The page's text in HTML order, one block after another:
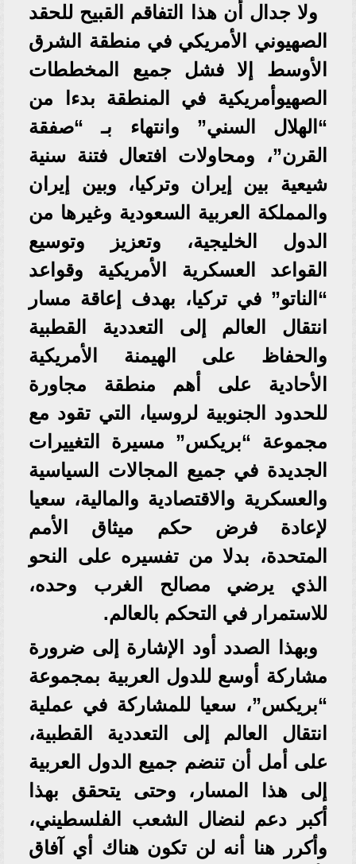
ولا جدال أن هذا التفاقم القبيح للحقد
الصهيوني الأمريكي في منطقة الشرق
الأوسط إلا فشل جميع المخططات
الصهيوأمريكية في المنطقة بدءا من
“الهلال السني” وانتهاء بـ “صفقة
القرن”، ومحاولات افتعال فتنة سنية
شيعية بين إيران وتركيا، وبين إيران
والمملكة العربية السعودية وغيرها من
الدول الخليجية، وتعزيز وتوسيع
القواعد العسكرية الأمريكية وقواعد
“الناتو” في تركيا، بهدف إعاقة مسار
انتقال العالم إلى التعددية القطبية
والحفاظ على الهيمنة الأمريكية
الأحادية على أهم منطقة مجاورة
للحدود الجنوبية لروسيا، التي تقود مع
مجموعة “بريكس” مسيرة التغييرات
الجديدة في جميع المجالات السياسية
والعسكرية والاقتصادية والمالية، سعيا
لإعادة فرض حكم ميثاق الأمم
المتحدة، بدلا من تفسيره على النحو
الذي يرضي مصالح الغرب وحده،
للاستمرار في التحكم بالعالم.
وبهذا الصدد أود الإشارة إلى ضرورة
مشاركة أوسع للدول العربية بمجموعة
“بريكس”، سعيا للمشاركة في عملية
انتقال العالم إلى التعددية القطبية،
على أمل أن تنضم جميع الدول العربية
إلى هذا المسار، وحتى يتحقق بهذا
أكبر دعم لنضال الشعب الفلسطيني،
وأكرر هنا أنه لن تكون هناك أي آفاق